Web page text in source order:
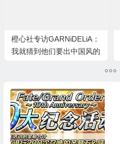
橙心社专访GARNiDELiA：
我就猜到他们要出中国风的